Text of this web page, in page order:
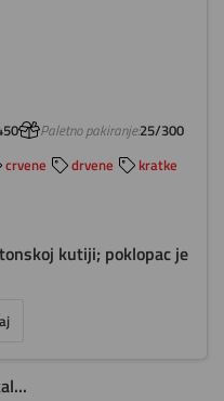
kutiji; poklopac je
crvene drvene kratke
Paletno pakiranje:25/300